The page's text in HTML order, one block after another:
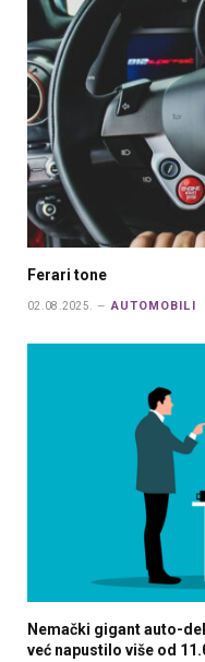
Ferari tone
02.08.2025. AUTOMOBILI
Nemački gigant auto-
već napustilo više od